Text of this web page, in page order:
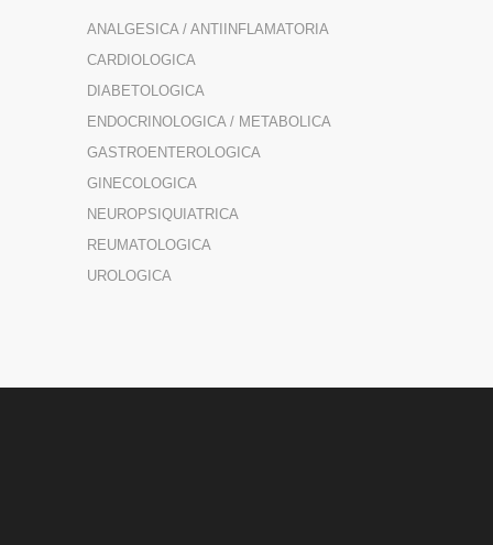
ANALGESICA / ANTIINFLAMATORIA
CARDIOLOGICA
DIABETOLOGICA
ENDOCRINOLOGICA / METABOLICA
GASTROENTEROLOGICA
GINECOLOGICA
NEUROPSIQUIATRICA
REUMATOLOGICA
UROLOGICA